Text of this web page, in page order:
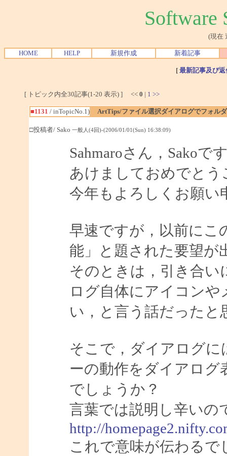
Software
(現在
HOME HELP 新規作成 新着記事
[ 最新記事及び
[ トピック内全30記事(1-20 表示) ] << 0 | 1 >>
■1131 / inTopicNo.1) ArtTips/ファイル選択ダイアログでフォル
□投稿者/ Sako 一般人(4回)-(2006/01/01(Sun) 16:38:09)
Sahmaroさん，Sakoで
あけましておめでとう
今年もよろしくお願い
早速ですが，以前にこ
能」と題された要望が
そのときは，引き合
ログ自体にアイコン
い，と言う話だったと
そこで，ダイアログ
ーの動作をダイアログ
でしょうか？
言葉では説明し辛いの
http://
これで意味が伝わるで